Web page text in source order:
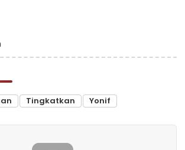
Tingkatkan Yonif